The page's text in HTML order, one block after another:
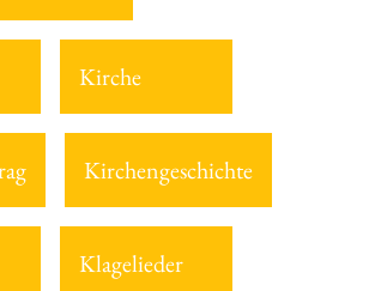
Kirche
Kirchengeschichte
Klagelieder